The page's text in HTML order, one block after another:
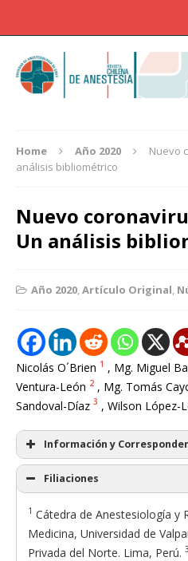
Home Año 2020
Nuevo
análisis bibliométrico
Nuevo
Un análisis
Año 2020,Artículo Original,
Nicolás O´Brien 1 , Mg. Miguel
Ventura-León 2 , Mg. Tomás
Sandoval-Díaz 3 , Wilson López-
Información y
Filiaciones
1 Cátedra de Anestesiología y
Medicina, Universidad de
Privada del Norte. Lima, Perú. 3